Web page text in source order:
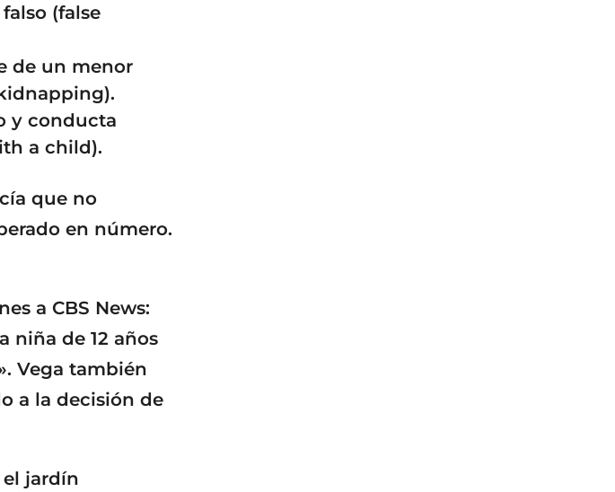
(false
de un menor
y conducta
a child).
que no
en número.
a CBS News:
niña de 12 años
Vega también
a la decisión de
jardín